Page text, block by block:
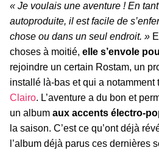
« Je voulais une aventure ! En
autoproduite, il est facile de
chose ou dans un seul endroit. »
choses à moitié, elle s’envole
rejoindre un certain Rostam, un
installé là-bas et qui a notamment
Clairo. L’aventure a du bon et
un album aux accents électro-
la saison. C’est ce qu’ont déjà
l’album déjà parus ces dernières